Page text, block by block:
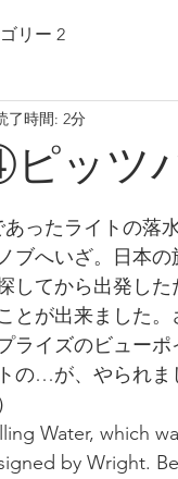
リー 2
ッツ
了時間: 2分
ったライトの落
ブへいざ。日本
してから出発し
とが出来ました
ライズのビュー
の…が、やられ
Water, which
by Wright.